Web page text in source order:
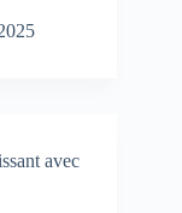
avec